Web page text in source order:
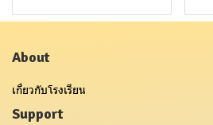
About
เกี่ยวกับโรงเรียน
Support